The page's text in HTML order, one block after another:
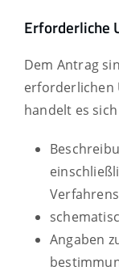
Erforderliche
Dem Antrag
erforderlichen
handelt es
Angaben